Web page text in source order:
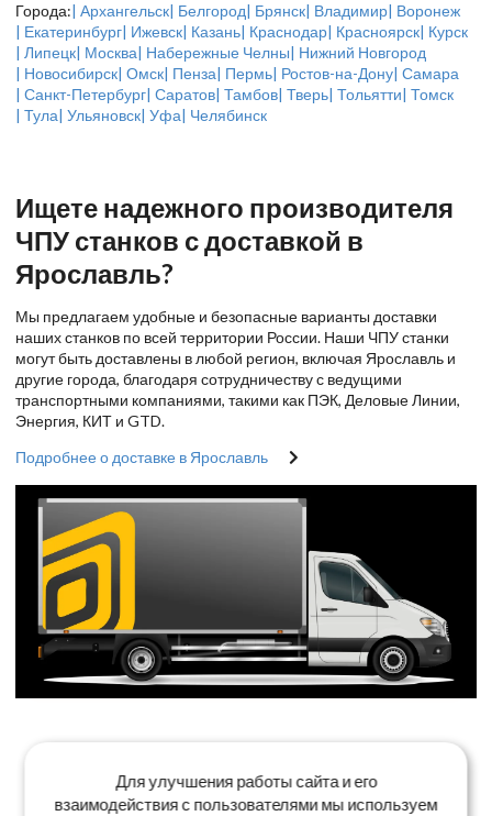
Города:| Архангельск| Белгород| Брянск| Владимир| Воронеж
| Екатеринбург| Ижевск| Казань| Краснодар| Красноярск| Курск
| Липецк| Москва| Набережные Челны| Нижний Новгород
| Новосибирск| Омск| Пенза| Пермь| Ростов-на-Дону| Самара
| Санкт-Петербург| Саратов| Тамбов| Тверь| Тольятти| Томск
| Тула| Ульяновск| Уфа| Челябинск
Ищете надежного производителя
ЧПУ станков с доставкой в
Ярославль?
Мы предлагаем удобные и безопасные варианты доставки
наших станков по всей территории России. Наши ЧПУ станки
могут быть доставлены в любой регион, включая Ярославль и
другие города, благодаря сотрудничеству с ведущими
транспортными компаниями, такими как ПЭК, Деловые Линии,
Энергия, КИТ и GTD.
Подробнее о доставке в Ярославль
Для улучшения работы сайта и его
взаимодействия с пользователями мы используем